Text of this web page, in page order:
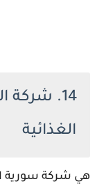
14. شركة
الغذائية
هي شركة سورية